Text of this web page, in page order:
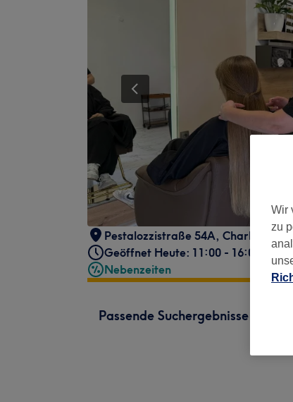
Pestalozzistraße 54A,
Geöffnet Heute: 11:00 - 16:00
Nebenzeiten
Passende Suchergebnisse
Wir
zu